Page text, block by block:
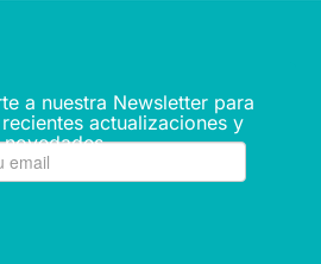
a nuestra Newsletter para
actualizaciones y
novedades